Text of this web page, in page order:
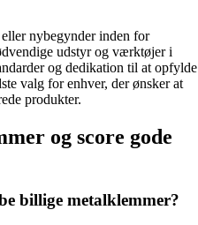
nybegynder inden for
udstyr og værktøjer i
og dedikation til at opfylde
valg for enhver, der ønsker at
produkter.
og score gode
billige metalklemmer?